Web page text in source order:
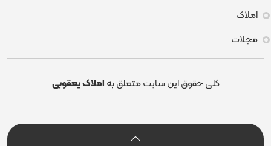
املاک
مجلات
کلی حقوق این سایت متعلق به املاک یعقوبی